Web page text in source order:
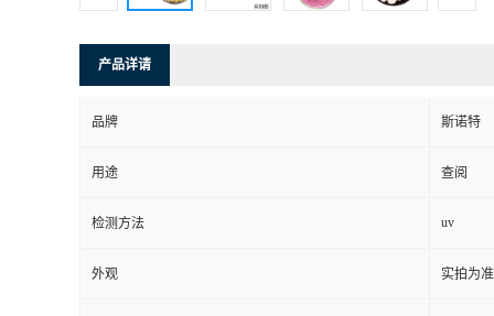
产品详请
品牌 斯诺特
用途 查阅
检测方法 uv
外观 实拍为准